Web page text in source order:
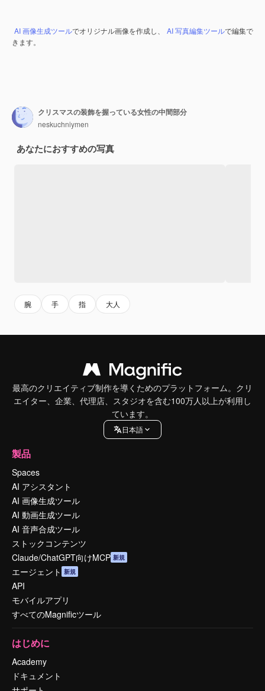
AI 画像生成ツールでオリジナル画像を作成し、 AI 写真編集ツールで編集で
きます。
クリスマスの装飾を握っている女性の中間部分
neskuchniymen
あなたにおすすめの写真
腕 手 指 大人
最高のクリエイティブ制作を導くためのプラットフォーム。クリ
エイター、企業、代理店、スタジオを含む100万人以上が利用し
ています。
日本語
製品
Spaces
AI アシスタント
AI 画像生成ツール
AI 動画生成ツール
AI 音声合成ツール
ストックコンテンツ
Claude/ChatGPT向けMCP 新規
エージェント 新規
API
モバイルアプリ
すべてのMagnificツール
はじめに
Academy
ドキュメント